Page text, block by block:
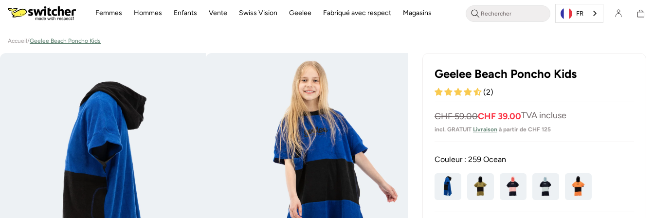
directement
au contenu
Femmes Hommes Enfants Vente Swiss Vision Geelee Fabriqué avec respect Magasins FR
Se
connecter
/ s'inscrire
Panier
d'achat
Accueil/Geelee Beach Poncho Kids
Geelee Beach Poncho Kids
(2)
Prix
normal
CHF 59.00
Prix
de
CHF 39.00TVA incluse
incl. GRATUIT Livraison à partir de CHF 125
Couleur : 259 Ocean